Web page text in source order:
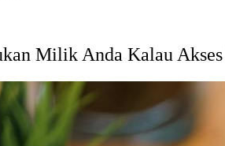
Milik Anda Kalau